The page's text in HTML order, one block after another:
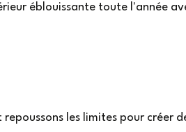
éblouissante toute l'année
les limites pour créer